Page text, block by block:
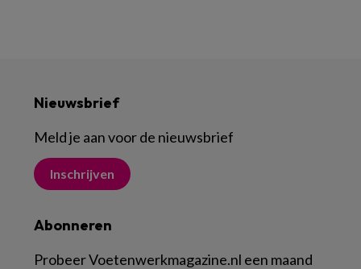
Nieuwsbrief
Meld je aan voor de nieuwsbrief
Inschrijven
Abonneren
Probeer Voetenwerkmagazine.nl een maand